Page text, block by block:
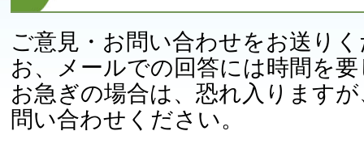
ご意見・お問い合わせをお送り
お、メールでの回答には時間を
お急ぎの場合は、恐れ入ります
問い合わせください。